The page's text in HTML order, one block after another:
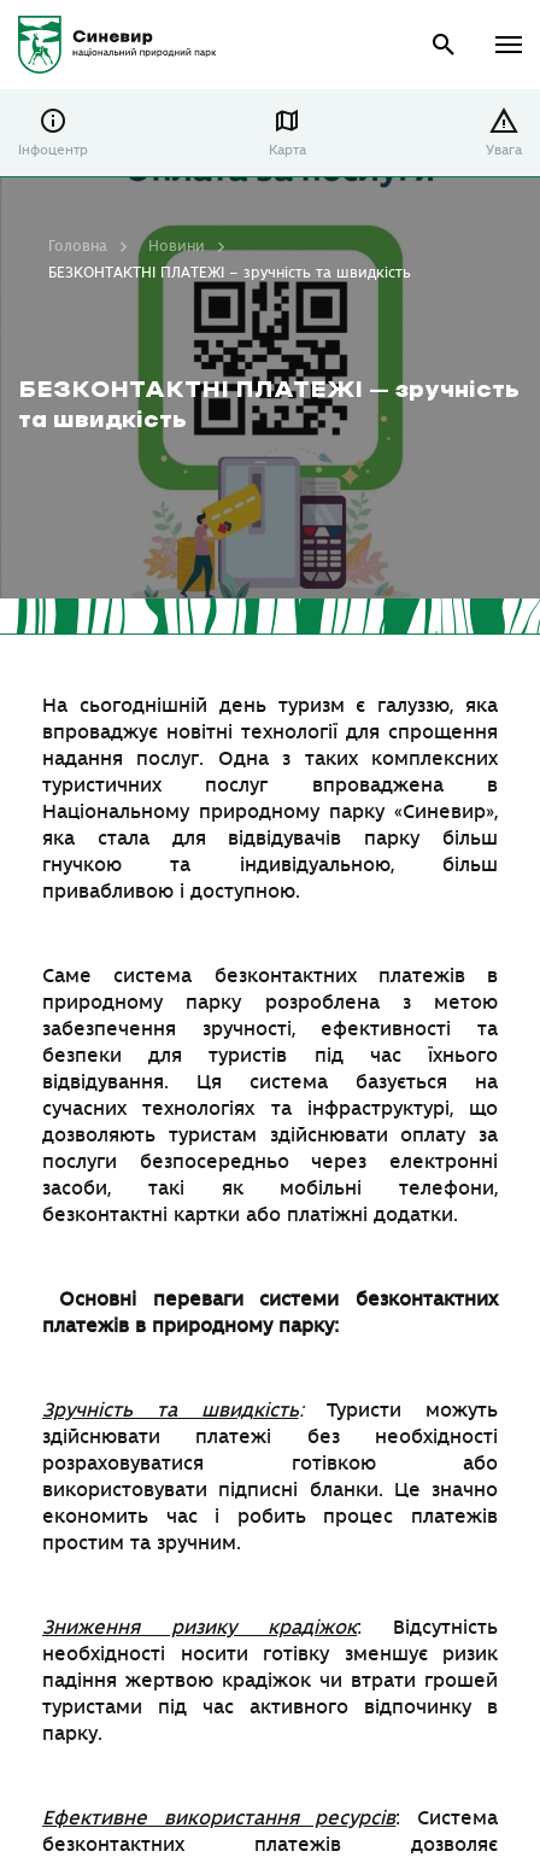
Інфоцентр Карта Увага
БЕЗКОНТАКТНІ ПЛАТЕЖІ – зручність
та швидкість
Головна
Новини
БЕЗКОНТАКТНІ ПЛАТЕЖІ – зручність та швидкість
На сьогоднішній день туризм є галуззю, яка
впроваджує новітні технології для спрощення
надання послуг. Одна з таких комплексних
туристичних послуг впроваджена в
Національному природному парку «Синевир»,
яка стала для відвідувачів парку більш
гнучкою та індивідуальною, більш
привабливою і доступною.
Саме система безконтактних платежів в
природному парку розроблена з метою
забезпечення зручності, ефективності та
безпеки для туристів під час їхнього
відвідування. Ця система базується на
сучасних технологіях та інфраструктурі, що
дозволяють туристам здійснювати оплату за
послуги безпосередньо через електронні
засоби, такі як мобільні телефони,
безконтактні картки або платіжні додатки.
Основні переваги системи безконтактних
платежів в природному парку:
Зручність та швидкість:Туристи можуть
здійснювати платежі без необхідності
розраховуватися готівкою або
використовувати підписні бланки. Це значно
економить час і робить процес платежів
простим та зручним.
Зниження ризику крадіжок: Відсутність
необхідності носити готівку зменшує ризик
падіння жертвою крадіжок чи втрати грошей
туристами під час активного відпочинку в
парку.
Ефективне використання ресурсів: Система
безконтактних платежів дозволяє